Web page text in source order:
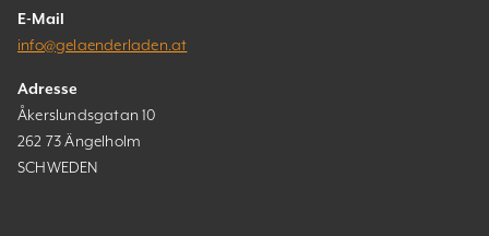
E-Mail
info@gelaenderladen.at
Adresse
Åkerslundsgatan 10
262 73 Ängelholm
SCHWEDEN